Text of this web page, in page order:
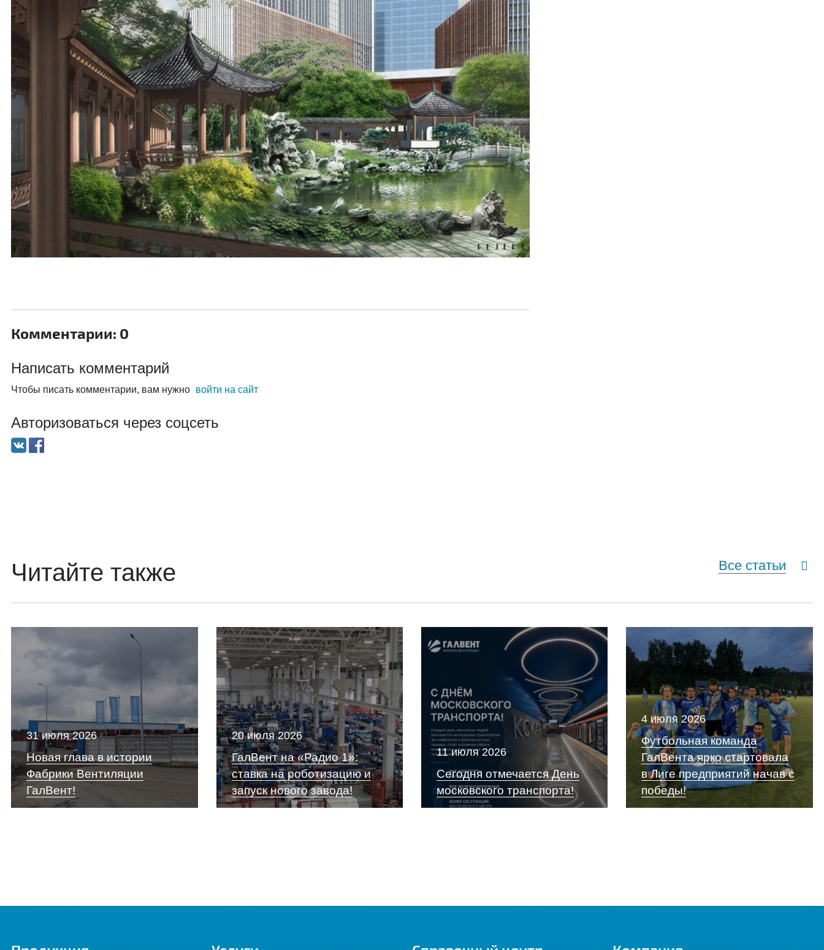
Комментарии: 0
Написать комментарий
Чтобы писать комментарии, вам нужно войти на сайт
Авторизоваться через соцсеть
Читайте также Все статьи
31 июля 2026
Новая глава в истории
Фабрики Вентиляции
ГалВент!
20 июля 2026
ГалВент на «Радио 1»:
ставка на роботизацию и
запуск нового завода!
11 июля 2026
Сегодня отмечается День
московского транспорта!
4 июля 2026
Футбольная команда
ГалВента ярко стартовала
в Лиге предприятий начав с
победы!